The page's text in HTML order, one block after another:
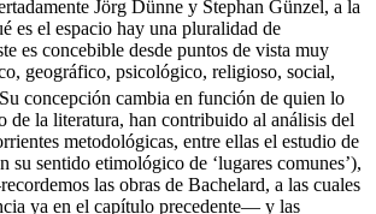
Jörg Dünne y Stephan Günzel, a la
es el espacio hay una pluralidad de
es concebible desde puntos de vista muy
geográfico, psicológico, religioso, social,
Su concepción cambia en función de quien lo
de la literatura, han contribuido al análisis del
metodológicas, entre ellas el estudio de
su sentido etimológico de ‘lugares comunes’),
las obras de Bachelard, a las cuales
ya en el capítulo precedente— y las